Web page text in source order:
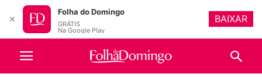
✕
Folha do Domingo
GRÁTIS
Na Google Play
BAIXAR